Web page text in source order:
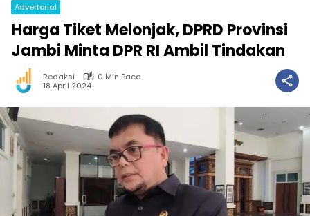
Advertorial
Harga Tiket Melonjak, DPRD Provinsi
Jambi Minta DPR RI Ambil Tindakan
Redaksi
0 Min Baca
18 April 2024